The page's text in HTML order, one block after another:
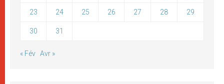
23 24 25 26 27 28 29
30 31
« Fév Avr »